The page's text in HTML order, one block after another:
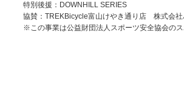
特別後援：DOWNHILL SERIES
協賛：TREKBicycle富山けやき通り店 株式会社
※この事業は公益財団法人スポーツ安全協会の